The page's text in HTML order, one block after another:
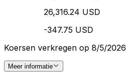
26,316.24 USD
-347.75 USD
Koersen verkregen op 8/5/2026
Meer informatie